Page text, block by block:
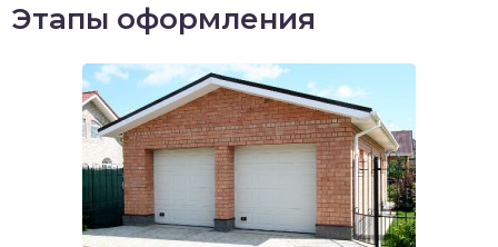
Этапы оформления